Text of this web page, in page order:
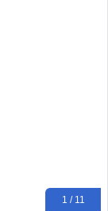
1 / 11